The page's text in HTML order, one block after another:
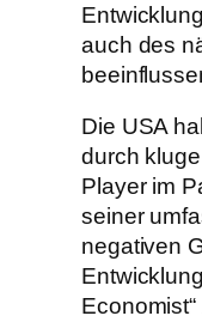
auch des
Die USA
durch
Player im
seiner
negativen